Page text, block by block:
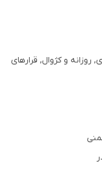
و کژوال, قرارهای